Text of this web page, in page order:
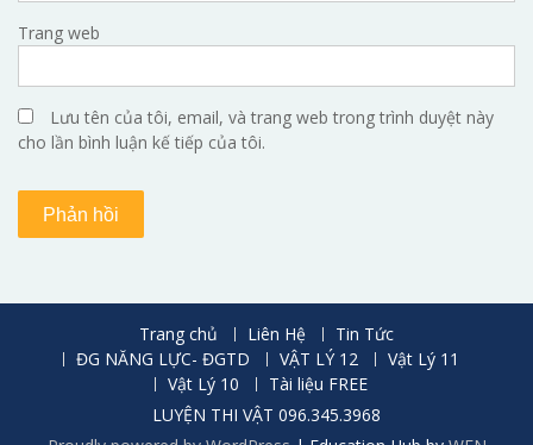
Trang web
Lưu tên của tôi, email, và trang web trong trình duyệt này
cho lần bình luận kế tiếp của tôi.
Trang chủ Liên Hệ
Tin Tức
ĐG NĂNG LỰC- ĐGTD
VẬT LÝ 12
Vật Lý 11
Vật Lý 10
Tài liệu FREE
LUYỆN THI VẬT 096.345.3968